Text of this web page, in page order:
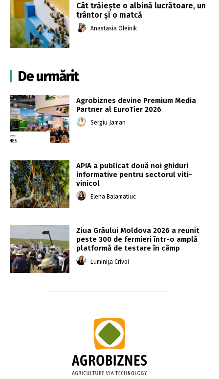
Cât trăiește o albină lucrătoare, un
trântor și o matcă
Anastasia Oleinik
De urmărit
Agrobiznes devine Premium Media
Partner al EuroTier 2026
Sergiu Jaman
APIA a publicat două noi ghiduri
informative pentru sectorul viti-
vinicol
Elena Balamatiuc
Ziua Grâului Moldova 2026 a reunit
peste 300 de fermieri într-o amplă
platformă de testare în câmp
Luminița Crivoi